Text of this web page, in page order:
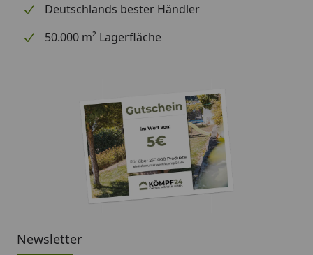
Deutschlands bester Händler
50.000 m² Lagerfläche
Newsletter